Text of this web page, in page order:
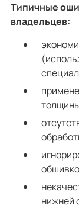
Типичные
владельцев:
нижней